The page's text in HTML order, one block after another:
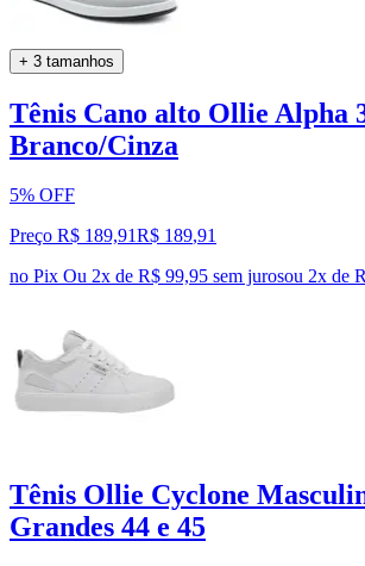
+ 3 tamanhos
Tênis Cano alto Ollie Alpha
Branco/Cinza
5% OFF
Preço R$ 189,91R$ 189,91
no Pix Ou 2x de R$ 99,95 sem jurosou 2x de
Tênis Ollie Cyclone
Grandes 44 e 45